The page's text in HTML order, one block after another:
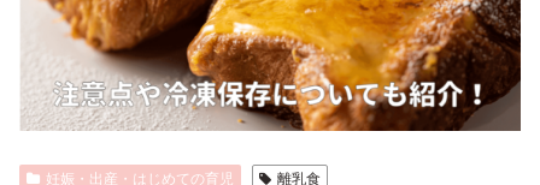
妊娠・出産・はじめての育児 離乳食